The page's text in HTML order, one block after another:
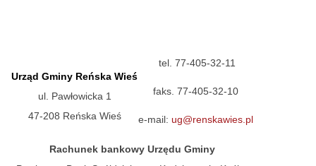
Urząd Gminy Reńska Wieś
ul. Pawłowicka 1
47-208 Reńska Wieś
tel. 77-405-32-11
faks. 77-405-32-10
e-mail: ug@renskawies.pl
Rachunek bankowy Urzędu Gminy